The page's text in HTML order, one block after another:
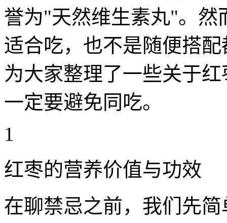
誉为"天然维生素丸"。然
适合吃，也不是随便搭
为大家整理了一些关于
一定要避免同吃。
1
红枣的营养价值与功效
在聊禁忌之前，我们先